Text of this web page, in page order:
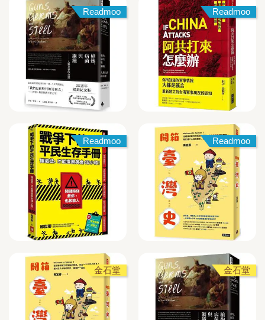
Readmoo Readmoo
Readmoo Readmoo
金石堂 金石堂